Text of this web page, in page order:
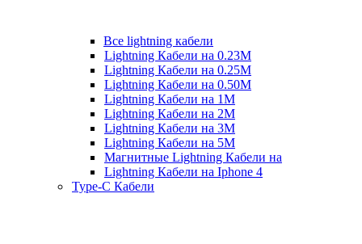
Все lightning кабели
Lightning Кабели на 0.23М
Lightning Кабели на 0.25М
Lightning Кабели на 0.50М
Lightning Кабели на 1М
Lightning Кабели на 2М
Lightning Кабели на 3М
Lightning Кабели на 5М
Магнитные Lightning Кабели на
Lightning Кабели на Iphone 4
Type-C Кабели